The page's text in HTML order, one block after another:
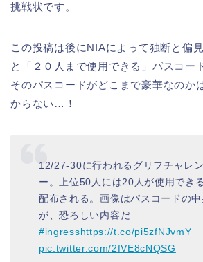
挑戦状です。
この投稿は後にNIAによって独断と偏
と「２０人まで使用できる」パスコー
そのパスコードがどこまで豪華なのか
からない…！
12/27-30に行われるグリフチャレ
ー。上位50人には20人が使用でき
配布される。画像はパスコードの
が、恐ろしい内容だ…
#ingress https://t.co/pi5zfNJvmY
pic.twitter.com/2fVE8cNQSG